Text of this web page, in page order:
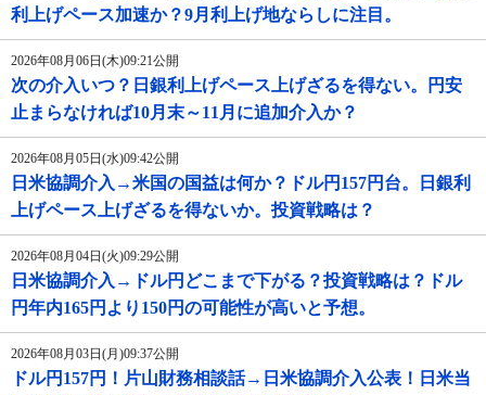
利上げペース加速か？9月利上げ地ならしに注目。
2026年08月06日(木)09:21公開
次の介入いつ？日銀利上げペース上げざるを得ない。円安
止まらなければ10月末～11月に追加介入か？
2026年08月05日(水)09:42公開
日米協調介入→米国の国益は何か？ドル円157円台。日銀利
上げペース上げざるを得ないか。投資戦略は？
2026年08月04日(火)09:29公開
日米協調介入→ドル円どこまで下がる？投資戦略は？ドル
円年内165円より150円の可能性が高いと予想。
2026年08月03日(月)09:37公開
ドル円157円！片山財務相談話→日米協調介入公表！日米当